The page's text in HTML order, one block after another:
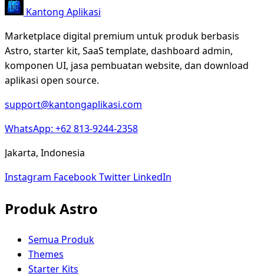
Kantong Aplikasi
Marketplace digital premium untuk produk berbasis
Astro, starter kit, SaaS template, dashboard admin,
komponen UI, jasa pembuatan website, dan download
aplikasi open source.
support@kantongaplikasi.com
WhatsApp: +62 813-9244-2358
Jakarta, Indonesia
Instagram FacebookTwitter LinkedIn
Produk Astro
Semua Produk
Themes
Starter Kits